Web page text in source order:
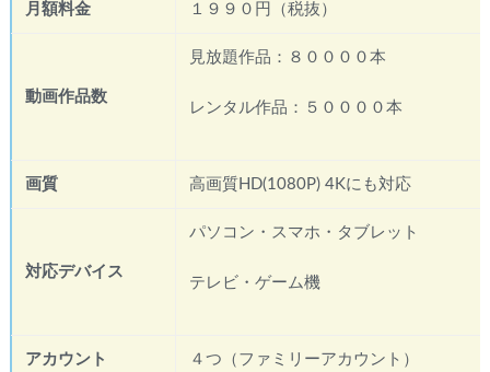
月額料金 １９９０円（税抜）
動画作品数
見放題作品：８００００本
レンタル作品：５００００本
画質 高画質HD(1080P) 4Kにも対応
対応デバイス
パソコン・スマホ・タブレット
テレビ・ゲーム機
アカウント ４つ（ファミリーアカウント）